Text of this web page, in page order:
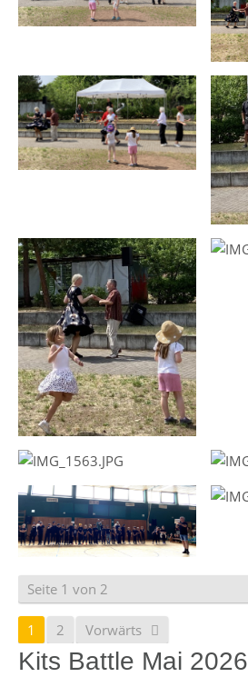
Seite 1 von 2
1 2 Vorwärts
Kits Battle Mai 2026